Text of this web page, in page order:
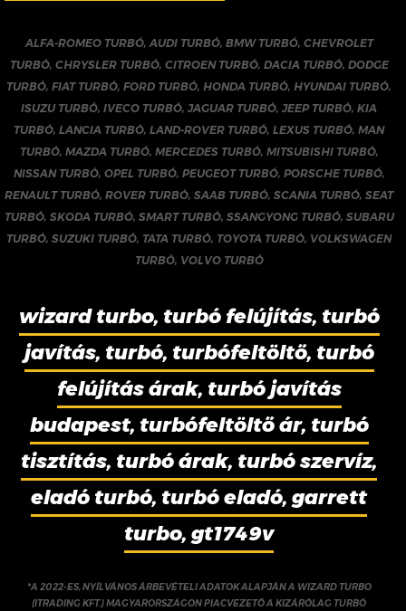
ALFA-ROMEO TURBÓ,AUDI TURBÓ, BMW TURBÓ, CHEVROLET
TURBÓ, CHRYSLER TURBÓ, CITROEN TURBÓ, DACIA TURBÓ, DODGE
TURBÓ,FIAT TURBÓ,FORD TURBÓ, HONDA TURBÓ, HYUNDAI TURBÓ,
ISUZU TURBÓ,IVECO TURBÓ,JAGUAR TURBÓ,JEEP TURBÓ,KIA
TURBÓ,LANCIA TURBÓ,LAND-ROVER TURBÓ,LEXUS TURBÓ,MAN
TURBÓ, MAZDA TURBÓ, MERCEDES TURBÓ, MITSUBISHI TURBÓ,
NISSAN TURBÓ, OPEL TURBÓ, PEUGEOT TURBÓ, PORSCHE TURBÓ,
RENAULT TURBÓ,ROVER TURBÓ,SAAB TURBÓ,SCANIA TURBÓ,SEAT
TURBÓ, SKODA TURBÓ, SMART TURBÓ, SSANGYONG TURBÓ, SUBARU
TURBÓ,SUZUKI TURBÓ, TATA TURBÓ, TOYOTA TURBÓ, VOLKSWAGEN
TURBÓ, VOLVO TURBÓ
wizard turbo, turbó felújítás, turbó
javítás, turbó, turbófeltöltő, turbó
felújítás árak, turbó javítás
budapest, turbófeltöltő ár, turbó
tisztítás, turbó árak, turbó szervíz,
eladó turbó, turbó eladó, garrett
turbo, gt1749v
*A 2022-ES, NYÍLVÁNOS ÁRBEVÉTELI ADATOK ALAPJÁN A WIZARD TURBO
(ITRADING KFT.) MAGYARORSZÁGON PIACVEZETŐ A KIZÁRÓLAG TURBÓ